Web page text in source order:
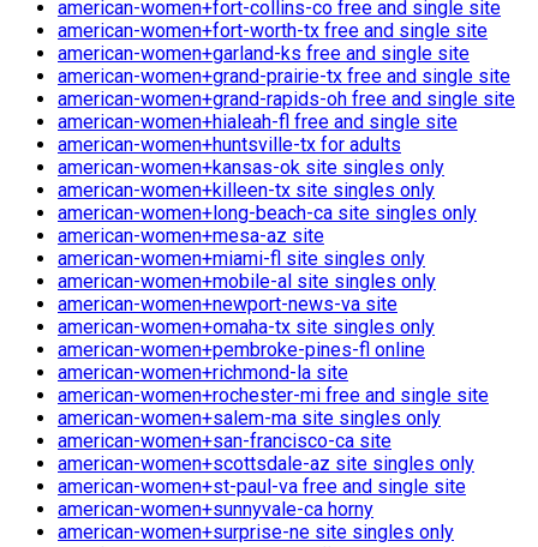
american-women+fort-collins-co free and single site
american-women+fort-worth-tx free and single site
american-women+garland-ks free and single site
american-women+grand-prairie-tx free and single site
american-women+grand-rapids-oh free and single site
american-women+hialeah-fl free and single site
american-women+huntsville-tx for adults
american-women+kansas-ok site singles only
american-women+killeen-tx site singles only
american-women+long-beach-ca site singles only
american-women+mesa-az site
american-women+miami-fl site singles only
american-women+mobile-al site singles only
american-women+newport-news-va site
american-women+omaha-tx site singles only
american-women+pembroke-pines-fl online
american-women+richmond-la site
american-women+rochester-mi free and single site
american-women+salem-ma site singles only
american-women+san-francisco-ca site
american-women+scottsdale-az site singles only
american-women+st-paul-va free and single site
american-women+sunnyvale-ca horny
american-women+surprise-ne site singles only